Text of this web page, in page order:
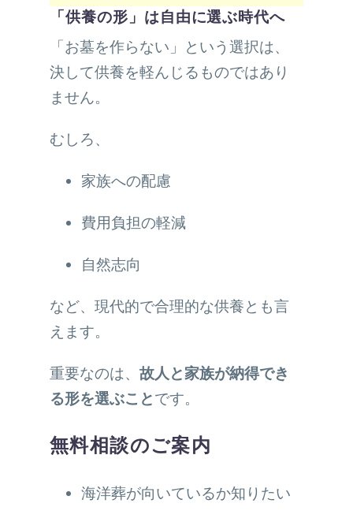
「供養の形」は自由に選ぶ時代へ
「お墓を作らない」という選択は、
決して供養を軽んじるものではあり
ません。
むしろ、
家族への配慮
費用負担の軽減
自然志向
など、現代的で合理的な供養とも言
えます。
重要なのは、 故人と家族が納得でき
る形を選ぶことです。
無料相談のご案内
海洋葬が向いているか知りたい